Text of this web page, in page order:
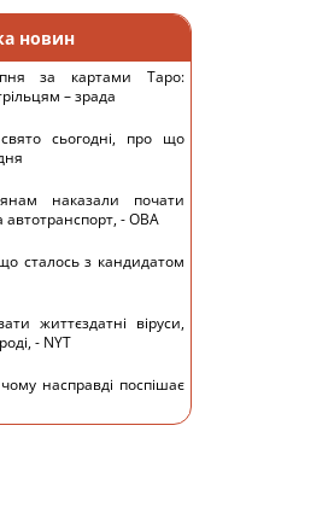
новин
за картами Таро:
– зрада
сьогодні, про що
наказали почати
- ОВА
сталось з кандидатом
життєздатні віруси,
- NYT
насправді поспішає